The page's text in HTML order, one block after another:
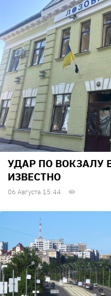
УДАР ПО ВОКЗАЛУ
ИЗВЕСТНО
06 Августа 15:44